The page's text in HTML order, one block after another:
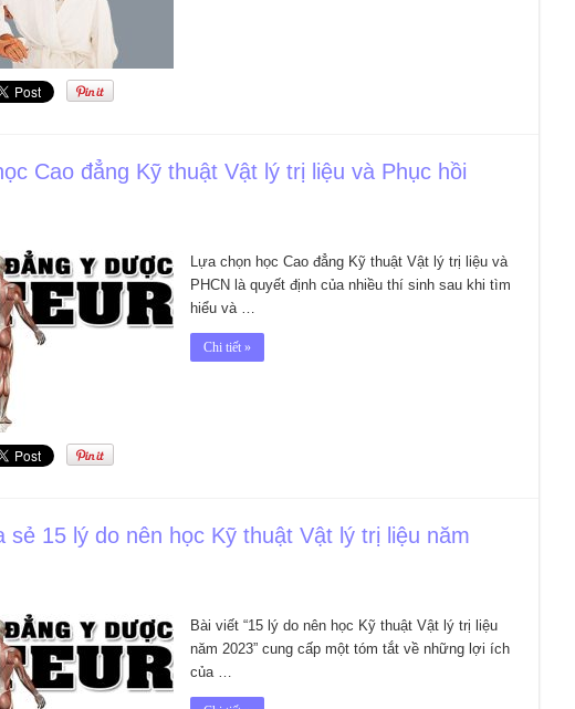
Cao đẳng Kỹ thuật Vật lý trị liệu và Phục hồi
Lựa chọn học Cao đẳng Kỹ thuật Vật lý trị liệu và
PHCN là quyết định của nhiều thí sinh sau khi tìm
hiểu và …
Chi tiết »
sẻ 15 lý do nên học Kỹ thuật Vật lý trị liệu năm
Bài viết “15 lý do nên học Kỹ thuật Vật lý trị liệu
năm 2023” cung cấp một tóm tắt về những lợi ích
của …